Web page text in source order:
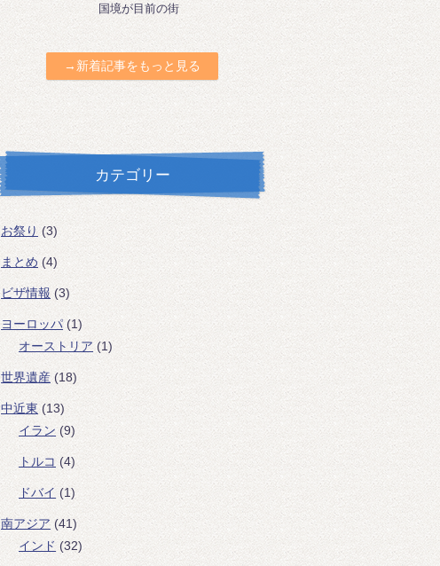
国境が目前の街
→新着記事をもっと見る
カテゴリー
お祭り (3)
まとめ (4)
ビザ情報 (3)
ヨーロッパ (1)
オーストリア (1)
世界遺産 (18)
中近東 (13)
イラン (9)
トルコ (4)
ドバイ (1)
南アジア (41)
インド (32)